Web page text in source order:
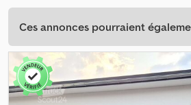
Ces annonces pourraient